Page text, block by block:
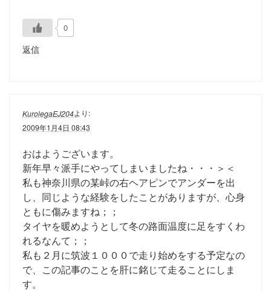
0
返信
KurolegaEJ204より:
2009年1月4日 08:43
おはようございます。
新年早々派手にやってしまいましたね・・・＞＜
私も神奈川県の某峠の右ヘアピンでアンダーを出
し、同じような経験をしたことがありますが、心身
ともに傷みますね；；
タイヤを暖めようとして冬の路面温度に足をすくわ
れるなんて；；
私も２月に筑波１０００で走り始めをする予定なの
で、この記事のことを肝に銘じて走ることにしま
す。